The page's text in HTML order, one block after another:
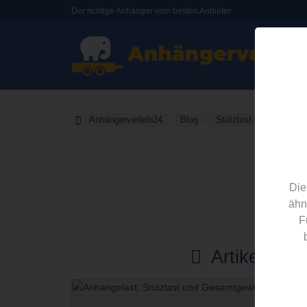
Der richtige Anhänger vom besten Anbieter
Anhängerverleih24 Blog Stützlast und
Artikel